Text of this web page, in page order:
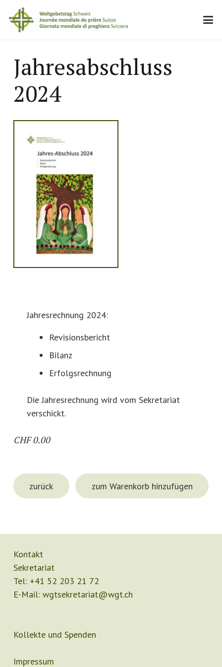
Jahresabschluss
2024
Jahresrechnung 2024:
Revisionsbericht
Bilanz
Erfolgsrechnung
Die Jahresrechnung wird vom Sekretariat
verschickt.
CHF0.00
zurück zum Warenkorb hinzufügen
Kontakt
Sekretariat
Tel: +41 52 203 21 72
E-Mail: wgtsekretariat@wgt.ch
Kollekte und Spenden
Impressum